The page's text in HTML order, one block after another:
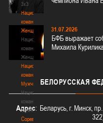
3х3
Национальная
команда.
Женщины
Национальная
команда.
Женщины
Национальная
команда.
Мужчины
Национальная
команда.
Мужчины
Соревнования
31.07.2026
БФБ выражает
Михаила Курилика
БЕЛОРУССКАЯ
Адрес: Беларусь, г. Минск,